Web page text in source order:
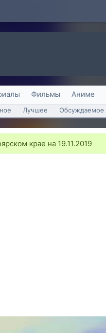
Фильмы Аниме
Лучшее Обсуждаемое
крае на 19.11.2019